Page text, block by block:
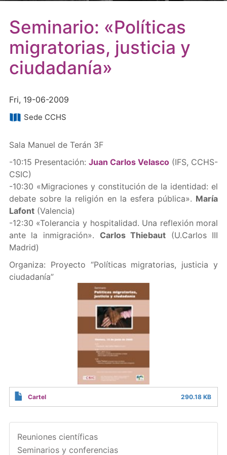
Seminario: «Políticas
migratorias, justicia y
ciudadanía»
Fri, 19-06-2009
Sede CCHS
Sala Manuel de Terán 3F
-10:15 Presentación: Juan Carlos Velasco (IFS, CCHS-
CSIC)
-10:30 «Migraciones y constitución de la identidad: el
debate sobre la religión en la esfera pública». María
Lafont(Valencia)
-12:30 «Tolerancia y hospitalidad. Una reflexión moral
ante la inmigración». Carlos Thiebaut (U.Carlos III
Madrid)
Organiza: Proyecto “Políticas migratorias, justicia y
ciudadanía”
Cartel 290.18 KB
Reuniones científicas
Seminarios y conferencias